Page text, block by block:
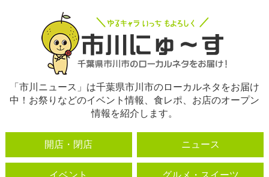
「市川ニュース」は千葉県市川市のローカルネタをお届け
中！お祭りなどのイベント情報、食レポ、お店のオープン
情報を紹介します。
開店・閉店 ニュース
イベント グルメ・スイーツ